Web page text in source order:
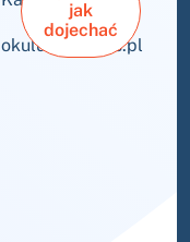
okulus@okulus.pl
jak
dojechać